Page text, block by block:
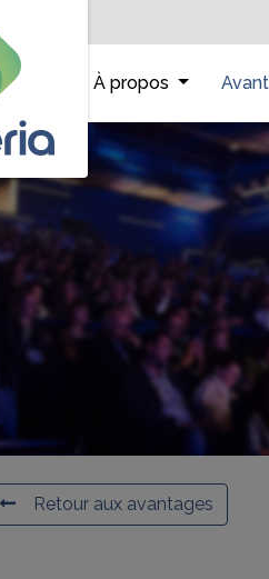
Accueil À propos
Retour aux avantages